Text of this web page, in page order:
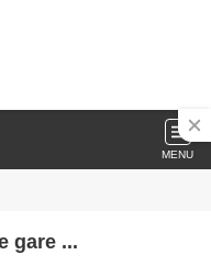
MENU
gare ...